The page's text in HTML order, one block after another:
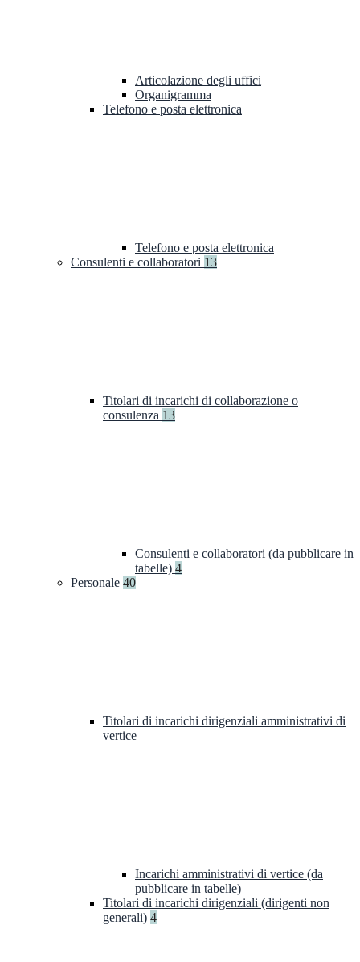
Articolazione degli uffici
Organigramma
Telefono e posta elettronica
Telefono e posta elettronica
Consulenti e collaboratori 13
Titolari di incarichi di collaborazione o
consulenza 13
Consulenti e collaboratori (da pubblicare in
tabelle) 4
Personale 40
Titolari di incarichi dirigenziali amministrativi di
vertice
Incarichi amministrativi di vertice (da
pubblicare in tabelle)
Titolari di incarichi dirigenziali (dirigenti non
generali) 4